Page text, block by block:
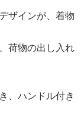
ザインが、着物
荷物の出し入れ
、ハンドル付き